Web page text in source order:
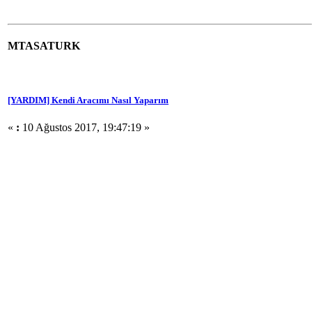
MTASATURK
[YARDIM] Kendi Aracımı Nasıl Yaparım
« : 10 Ağustos 2017, 19:47:19 »